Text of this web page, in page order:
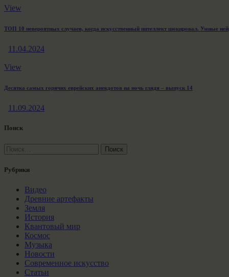
View
ТОП 10 невероятных случаев, когда искусственный интеллект шокировал. Умные
11.04.2024
View
Десятка самых горячих еврейских анекдотов на ночь глядя – выпуск 14
11.09.2024
Поиск
Найти:
Рубрики
Видео
Древние артефакты
Земля
История
Квантовый мир
Космос
Музыка
Новости
Современное искусство
Статьи